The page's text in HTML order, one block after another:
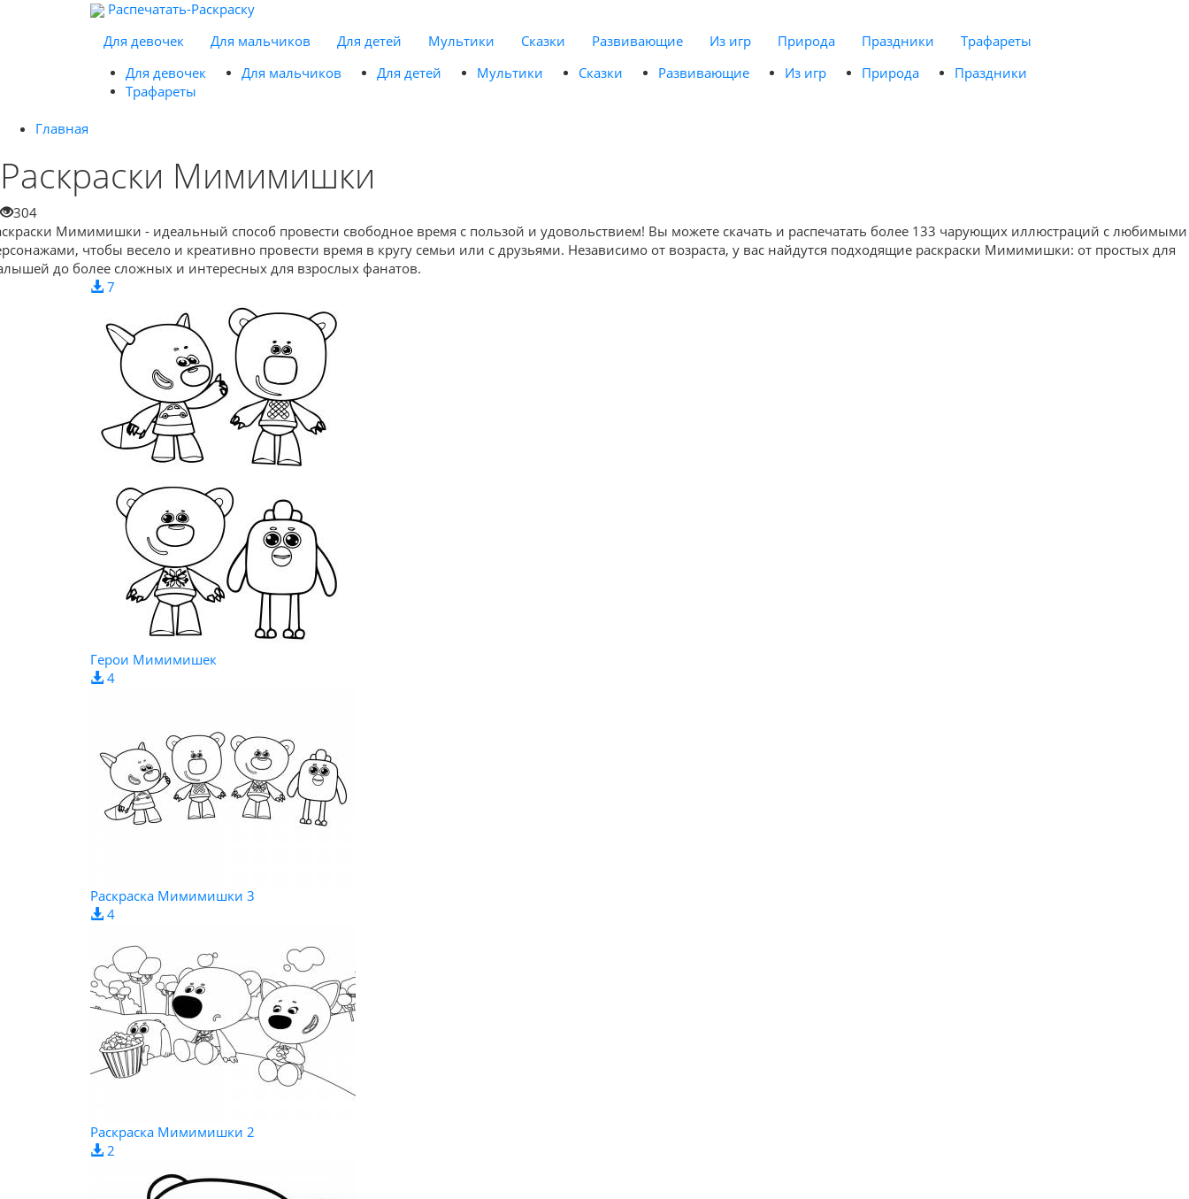
Распечатать-Раскраску
Для девочек
Для мальчиков Для детей Мультики Сказки Развивающие Из игр Природа Праздники
Трафареты
Для девочек
Для мальчиков Для детей Мультики Сказки Развивающие Из игр Природа
Праздники
Трафареты
Главная
Раскраски Мимимишки
304
Мимимишки - идеальный способ провести свободное время с пользой и удовольствием! Вы можете скачать и распечатать более 133 чарующих иллюстраций с любимыми
чтобы весело и креативно провести время в кругу семьи или с друзьями. Независимо от возраста, у вас найдутся подходящие раскраски Мимимишки: от простых для
до более сложных и интересных для взрослых фанатов.
7
Герои Мимимишек
4
Раскраска Мимимишки 3
4
Раскраска Мимимишки 2
2